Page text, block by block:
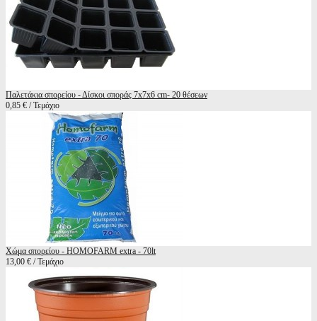
Παλετάκια σπορείου - Δίσκοι σποράς 7x7x6 cm- 20 θέσεων
0,85 € / Τεμάχιο
Χώμα σπορείου - HOMOFARM extra - 70lt
13,00 € / Τεμάχιο